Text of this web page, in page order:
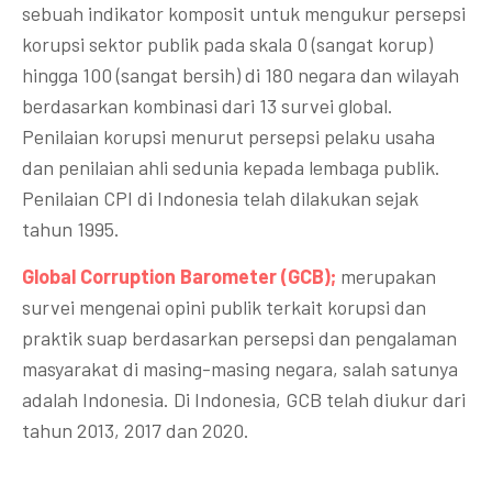
sebuah indikator komposit untuk mengukur persepsi
korupsi sektor publik pada skala 0 (sangat korup)
hingga 100 (sangat bersih) di 180 negara dan wilayah
berdasarkan kombinasi dari 13 survei global.
Penilaian korupsi menurut persepsi pelaku usaha
dan penilaian ahli sedunia kepada lembaga publik.
Penilaian CPI di Indonesia telah dilakukan sejak
tahun 1995.
Global Corruption Barometer (GCB); merupakan
survei mengenai opini publik terkait korupsi dan
praktik suap berdasarkan persepsi dan pengalaman
masyarakat di masing-masing negara, salah satunya
adalah Indonesia. Di Indonesia, GCB telah diukur dari
tahun 2013, 2017 dan 2020.